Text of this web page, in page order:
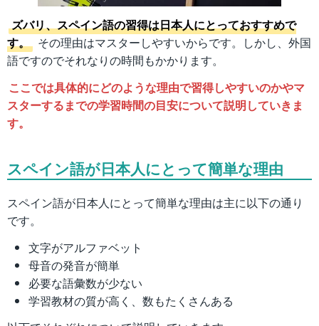
ズバリ、スペイン語の習得は日本人にとっておすすめで
す。 その理由はマスターしやすいからです。しかし、外国
語ですのでそれなりの時間もかかります。
ここでは具体的にどのような理由で習得しやすいのかやマ
スターするまでの学習時間の目安について説明していきま
す。
スペイン語が日本人にとって簡単な理由
スペイン語が日本人にとって簡単な理由は主に以下の通り
です。
文字がアルファベット
母音の発音が簡単
必要な語彙数が少ない
学習教材の質が高く、数もたくさんある